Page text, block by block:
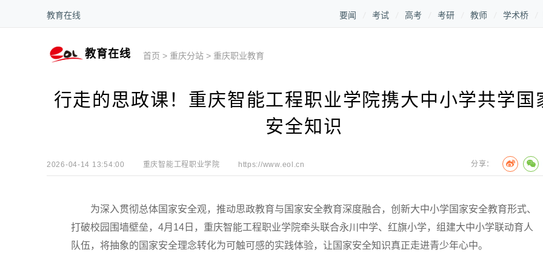
教育在线 要闻 考试 高考 考研 教师 学术桥
教育在线 首页 > 重庆分站 > 重庆职业教育
行走的思政课！重庆智能工程职业学院携大中小学共学国
安全知识
2026-04-14 13:54:00 重庆智能工程职业学院 https://www.eol.cn 分享：
为深入贯彻总体国家安全观，推动思政教育与国家安全教育深度融合，创新大中小学国家安全教育形式、
打破校园围墙壁垒，4月14日，重庆智能工程职业学院牵头联合永川中学、红旗小学，组建大中小学联动育人
队伍，将抽象的国家安全理念转化为可触可感的实践体验，让国家安全知识真正走进青少年心中。